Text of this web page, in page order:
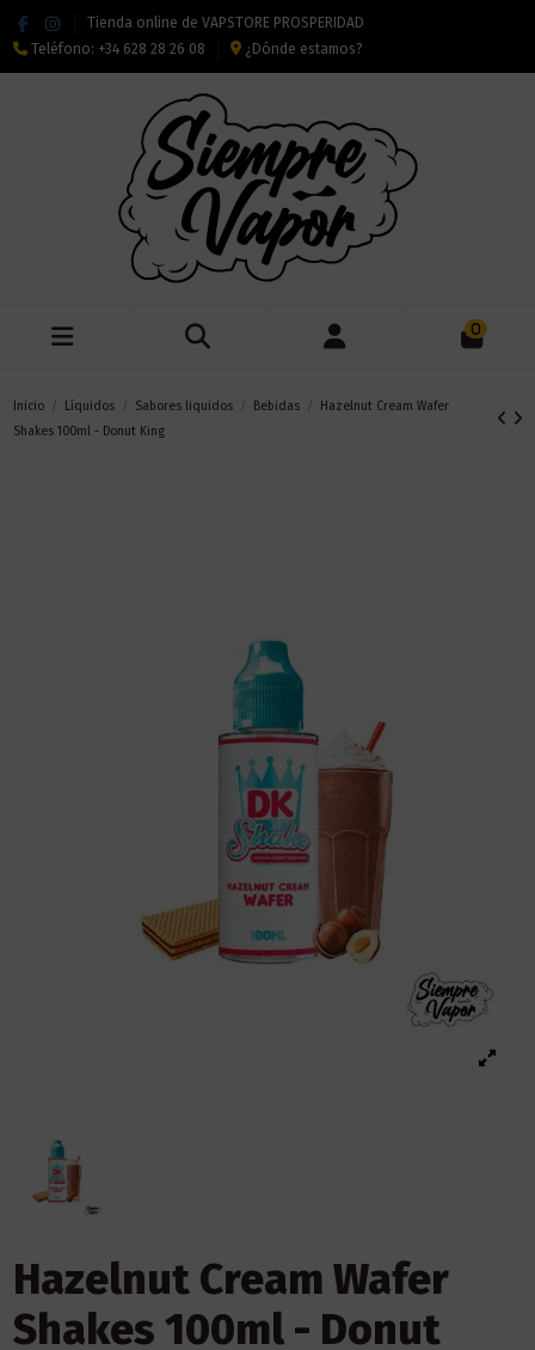
Tienda online de VAPSTORE PROSPERIDAD
Teléfono: +34 628 28 26 08 ¿Dónde estamos?
0
Inicio Líquidos Sabores liquidos Bebidas
Hazelnut Cream Wafer
Shakes 100ml - Donut King
Hazelnut Cream Wafer
Shakes 100ml - Donut